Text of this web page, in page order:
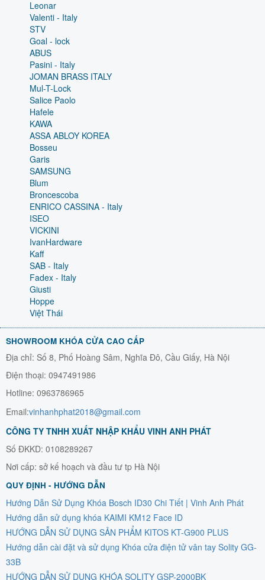
Leonar
Valenti - Italy
STV
Goal - lock
ABUS
Pasini - Italy
JOMAN BRASS ITALY
Mul-T-Lock
Salice Paolo
Hafele
KAWA
ASSA ABLOY KOREA
Bosseu
Garis
SAMSUNG
Blum
Broncescoba
ENRICO CASSINA - Italy
ISEO
VICKINI
IvanHardware
Kaff
SAB - Italy
Fadex - Italy
Giusti
Hoppe
Việt Thái
SHOWROOM KHÓA CỬA CAO CẤP
Địa chỉ: Số 8, Phố Hoàng Sâm, Nghĩa Đô, Cầu Giấy, Hà Nội
Điện thoại: 0947491986
Hotline: 0963786965
Email:vinhanhphat2018@gmail.com
CÔNG TY TNHH XUẤT NHẬP KHẨU VINH ANH PHÁT
Số ĐKKD: 0108289267
Nơi cấp: sở kế hoạch và đầu tư tp Hà Nội
QUY ĐỊNH - HƯỚNG DẪN
Hướng Dẫn Sử Dụng Khóa Bosch ID30 Chi Tiết | Vinh Anh Phát
Hướng dẫn sử dụng khóa KAIMI KM12 Face ID
HƯỚNG DẪN SỬ DỤNG SẢN PHẨM KITOS KT-G900 PLUS
Hướng dẫn cài đặt và sử dụng Khóa cửa điện tử vân tay Solity GG-
33B
HƯỚNG DẪN SỬ DỤNG KHÓA SOLITY GSP-2000BK